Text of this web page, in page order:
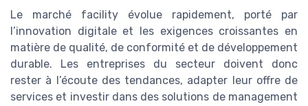
Le marché facility évolue rapidement, porté par
l’innovation digitale et les exigences croissantes en
matière de qualité, de conformité et de développement
durable. Les entreprises du secteur doivent donc
rester à l’écoute des tendances, adapter leur offre de
services et investir dans des solutions de management